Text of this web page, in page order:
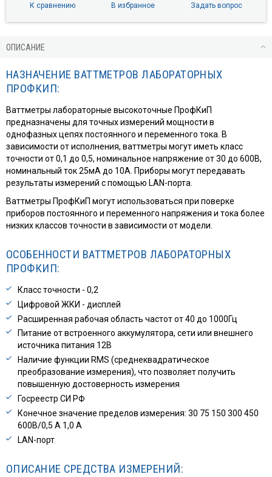
К сравнению В избранное Задать вопрос
ОПИСАНИЕ
НАЗНАЧЕНИЕ ВАТТМЕТРОВ ЛАБОРАТОРНЫХ
ПРОФКИП:
Ваттметры лабораторные высокоточные ПрофКиП
предназначены для точных измерений мощности в
однофазных цепях постоянного и переменного тока. В
зависимости от исполнения, ваттметры могут иметь класс
точности от 0,1 до 0,5, номинальное напряжение от 30 до 600В,
номинальный ток 25мА до 10А. Приборы могут передавать
результаты измерений с помощью LAN-порта.
Ваттметры ПрофКиП могут использоваться при поверке
приборов постоянного и переменного напряжения и тока более
низких классов точности в зависимости от модели.
ОСОБЕННОСТИ ВАТТМЕТРОВ ЛАБОРАТОРНЫХ
ПРОФКИП:
Класс точности - 0,2
Цифровой ЖКИ - дисплей
Расширенная рабочая область частот от 40 до 1000Гц
Питание от встроенного аккумулятора, сети или внешнего
источника питания 12В
Наличие функции RMS (среднеквадратическое
преобразование измерения), что позволяет получить
повышенную достоверность измерения
Госреестр СИ РФ
Конечное значение пределов измерения: 30 75 150 300 450
600В/0,5 А 1,0 А
LAN-порт
ОПИСАНИЕ СРЕДСТВА ИЗМЕРЕНИЙ: